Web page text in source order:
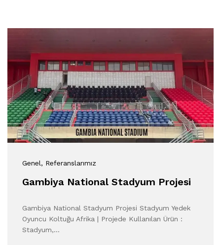
Genel, Referanslarımız
Gambiya National Stadyum Projesi
Gambiya National Stadyum Projesi Stadyum Yedek
Oyuncu Koltuğu Afrika | Projede Kullanılan Ürün :
Stadyum,…